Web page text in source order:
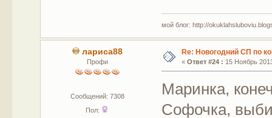
мой блог: http://
лариса88
Профи
Сообщений: 7308
Пол:
Re: Новогодний СП по
« Ответ #24 : 15 Ноябрь
Маринка,
Софочка,